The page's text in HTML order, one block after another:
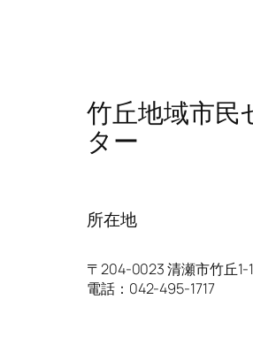
竹丘地域市民
ター
所在地
〒204-0023 清瀬市竹丘1-
電話：042-495-1717